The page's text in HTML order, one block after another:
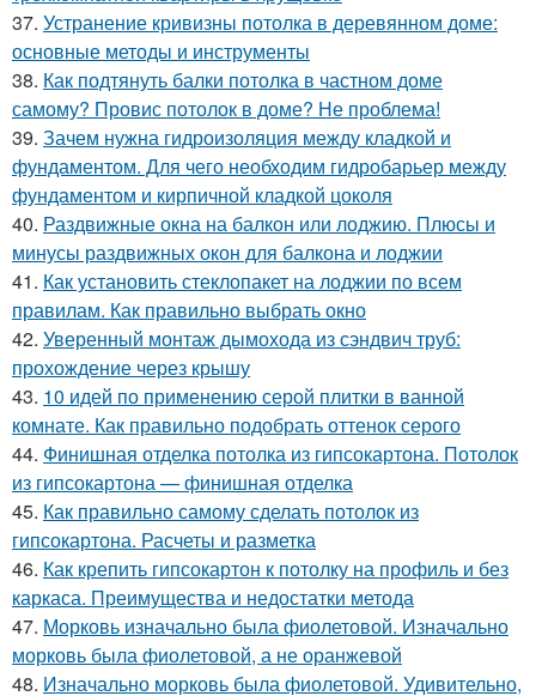
37. Устранение кривизны потолка в деревянном доме:
основные методы и инструменты
38. Как подтянуть балки потолка в частном доме
самому? Провис потолок в доме? Не проблема!
39. Зачем нужна гидроизоляция между кладкой и
фундаментом. Для чего необходим гидробарьер между
фундаментом и кирпичной кладкой цоколя
40. Раздвижные окна на балкон или лоджию. Плюсы и
минусы раздвижных окон для балкона и лоджии
41. Как установить стеклопакет на лоджии по всем
правилам. Как правильно выбрать окно
42. Уверенный монтаж дымохода из сэндвич труб:
прохождение через крышу
43. 10 идей по применению серой плитки в ванной
комнате. Как правильно подобрать оттенок серого
44. Финишная отделка потолка из гипсокартона. Потолок
из гипсокартона — финишная отделка
45. Как правильно самому сделать потолок из
гипсокартона. Расчеты и разметка
46. Как крепить гипсокартон к потолку на профиль и без
каркаса. Преимущества и недостатки метода
47. Морковь изначально была фиолетовой. Изначально
морковь была фиолетовой, а не оранжевой
48. Изначально морковь была фиолетовой. Удивительно,